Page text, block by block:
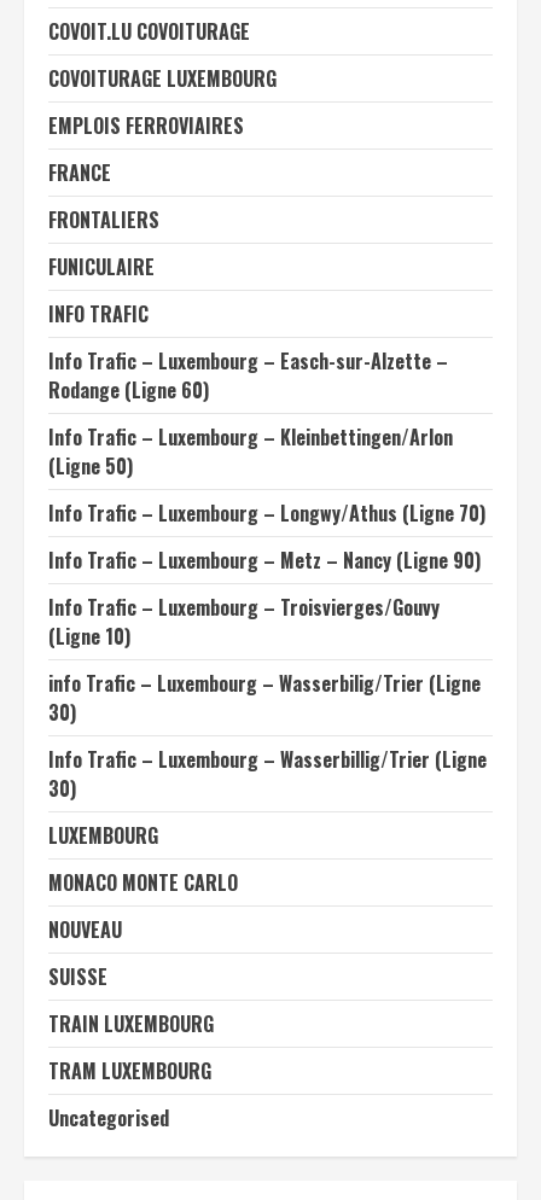
COVOIT.LU COVOITURAGE
COVOITURAGE LUXEMBOURG
EMPLOIS FERROVIAIRES
FRANCE
FRONTALIERS
FUNICULAIRE
INFO TRAFIC
Info Trafic – Luxembourg – Easch-sur-Alzette –
Rodange (Ligne 60)
Info Trafic – Luxembourg – Kleinbettingen/Arlon
(Ligne 50)
Info Trafic – Luxembourg – Longwy/Athus (Ligne 70)
Info Trafic – Luxembourg – Metz – Nancy (Ligne 90)
Info Trafic – Luxembourg – Troisvierges/Gouvy
(Ligne 10)
info Trafic – Luxembourg – Wasserbilig/Trier (Ligne
30)
Info Trafic – Luxembourg – Wasserbillig/Trier (Ligne
30)
LUXEMBOURG
MONACO MONTE CARLO
NOUVEAU
SUISSE
TRAIN LUXEMBOURG
TRAM LUXEMBOURG
Uncategorised